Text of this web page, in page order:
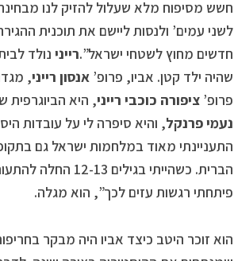
חשש מסיפוח מלא שעלול להזיק לנו
לשני עמים’ ולנסות ליישם את תוכנית
חדשים מחוץ לשטחי ישראל”.ריינינולד
שהיה ילד קטן. אביו, פרופ’ אנסון רייני,
פרופ’ ציפורה כוכבי רייני, היא הביוגרפית
נעמי פרנקל, והיא סיפרה לי על עובדות
התעניינתי מאוד במלחמות ישראל גם
הברית. כשהייתי
פיתחתי רגשות עזים לכך”, הוא מגלה.
הוא זוכר היטב כיצד אביו היה מבקר